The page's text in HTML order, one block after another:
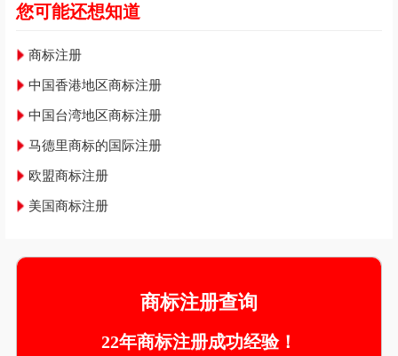
您可能还想知道
商标注册
中国香港地区商标注册
中国台湾地区商标注册
马德里商标的国际注册
欧盟商标注册
美国商标注册
商标注册查询
22年商标注册成功经验！